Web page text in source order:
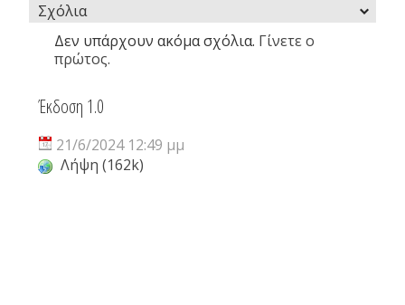
Σχόλια
Δεν υπάρχουν ακόμα σχόλια. Γίνετε ο
πρώτος.
Έκδοση 1.0
21/6/2024 12:49 μμ
Λήψη (162k)